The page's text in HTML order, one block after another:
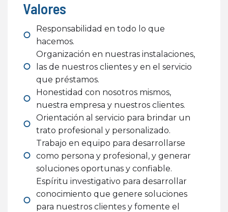
Valores
Responsabilidad en todo lo que
hacemos.
Organización en nuestras instalaciones,
las de nuestros clientes y en el servicio
que préstamos.
Honestidad con nosotros mismos,
nuestra empresa y nuestros clientes.
Orientación al servicio para brindar un
trato profesional y personalizado.
Trabajo en equipo para desarrollarse
como persona y profesional, y generar
soluciones oportunas y confiable.
Espíritu investigativo para desarrollar
conocimiento que genere soluciones
para nuestros clientes y fomente el